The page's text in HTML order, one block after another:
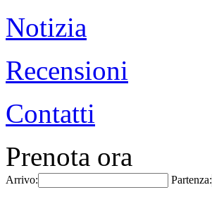
Notizia
Recensioni
Contatti
Prenota ora
Arrivo: Partenza: